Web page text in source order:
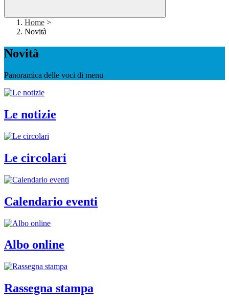
Home >
Novità
Novità
Panoramica delle voci di menu
Le notizie
Le circolari
Calendario eventi
Albo online
Rassegna stampa